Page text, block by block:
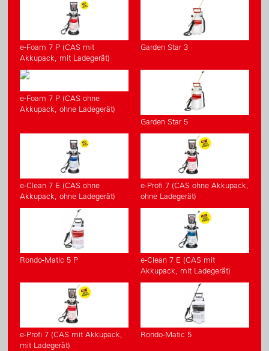
e-Foam 7 P (CAS mit
Akkupack, mit Ladegerät)
Garden Star 3
e-Foam 7 P (CAS ohne
Akkupack, ohne Ladegerät)
Garden Star 5
e-Clean 7 E (CAS ohne
Akkupack, ohne Ladegerät)
e-Profi 7 (CAS ohne Akkupack,
ohne Ladegerät)
Rondo-Matic 5 P
e-Clean 7 E (CAS mit
Akkupack, mit Ladegerät)
e-Profi 7 (CAS mit Akkupack,
mit Ladegerät)
Rondo-Matic 5